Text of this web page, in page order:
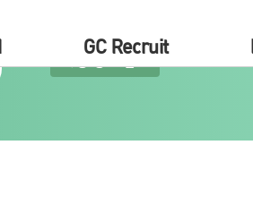
GC Recruit